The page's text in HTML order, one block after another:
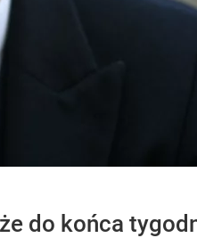
do końca